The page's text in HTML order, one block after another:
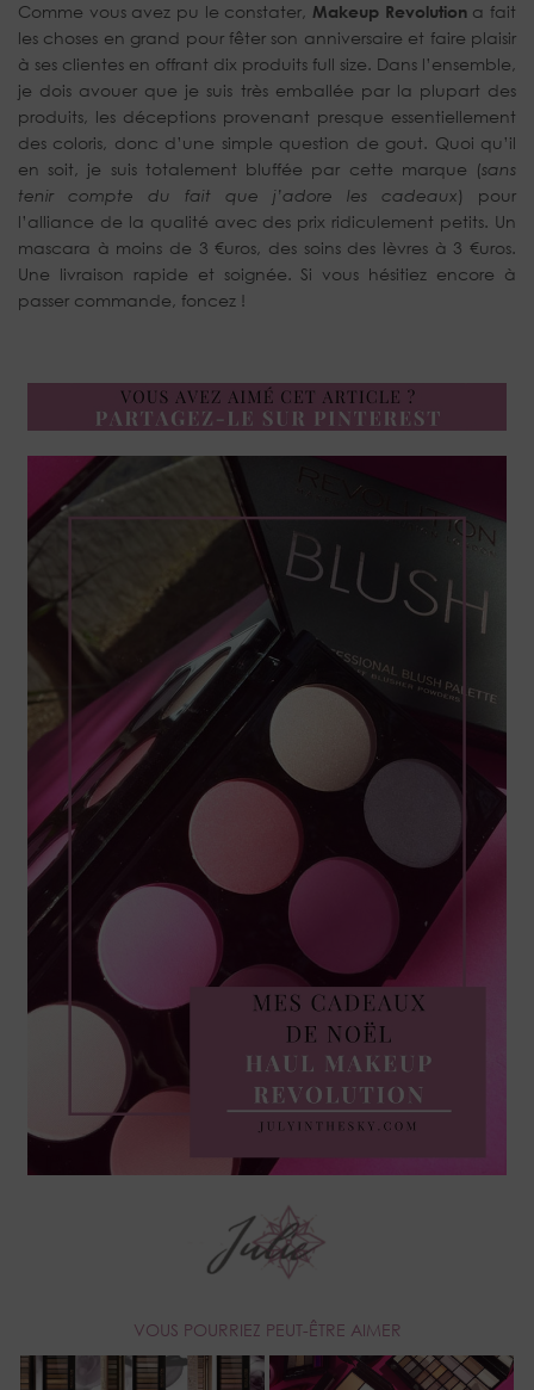
Comme vous avez pu le constater, Makeup Revolutiona fait
les choses en grand pour fêter son anniversaire et faire plaisir
à ses clientes en offrant dix produits full size. Dans l’ensemble,
je dois avouer que je suis très emballée par la plupart des
produits, les déceptions provenant presque essentiellement
des coloris, donc d’une simple question de gout. Quoi qu’il
en soit, je suis totalement bluffée par cette marque (sans
tenir compte du fait que j’adore les cadeaux) pour
l’alliance de la qualité avec des prix ridiculement petits. Un
mascara à moins de 3 €uros, des soins des lèvres à 3 €uros.
Une livraison rapide et soignée. Si vous hésitiez encore à
passer commande, foncez !
VOUS POURRIEZ PEUT-ÊTRE AIMER